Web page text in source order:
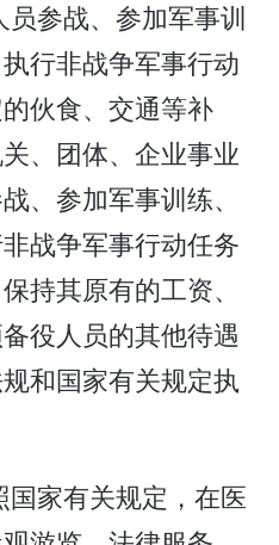
参战、参加军事训
行非战争军事行动
伙食、交通等补
、团体、企业事业
、参加军事训练、
战争军事行动任务
持其原有的工资、
役人员的其他待遇
和国家有关规定执
家有关规定，在医